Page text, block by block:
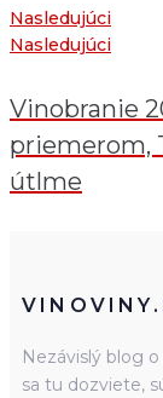
Nasledujúci
Nasledujúci
Vinobranie
priemerom,
útlme
Nezávislý blog
sa tu dozviete,